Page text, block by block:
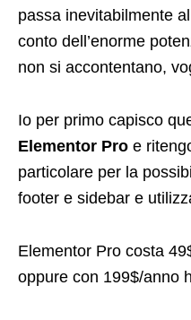
passa inevitabilmente
conto dell’enorme
non si accontentano,
Io per primo capisco
Elementor Pro e
particolare per la
footer e sidebar e
Elementor Pro costa
oppure con 199$/anno